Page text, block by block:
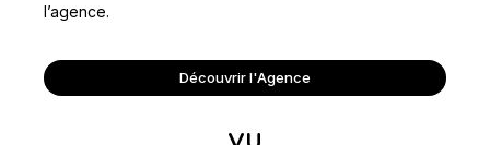
l’agence.
Découvrir l'Agence